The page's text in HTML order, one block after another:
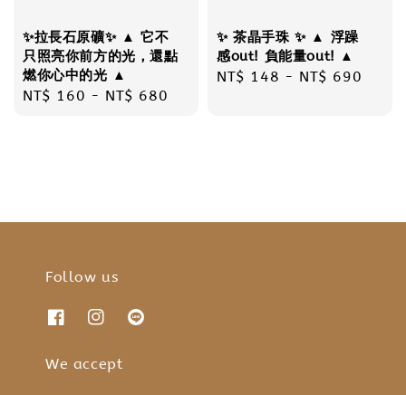
✨拉長石原礦✨ ▲ 它不
只照亮你前方的光，還點
燃你心中的光 ▲
Regular
NT$ 160 - NT$ 680
✨ 茶晶手珠 ✨ ▲ 浮躁
感out! 負能量out! ▲
Regular
NT$ 148 - NT$ 690
Follow us
We accept